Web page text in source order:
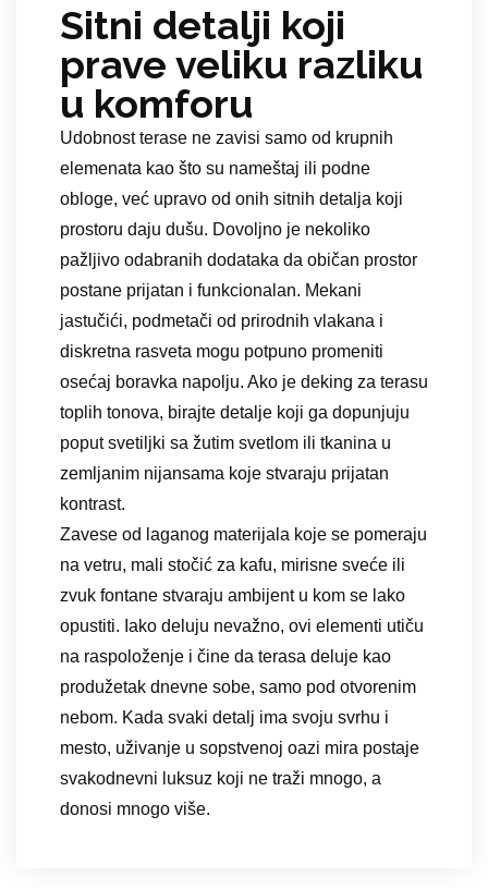
Sitni detalji koji
prave veliku razliku
u komforu
Udobnost terase ne zavisi samo od krupnih
elemenata kao što su nameštaj ili podne
obloge, već upravo od onih sitnih detalja koji
prostoru daju dušu. Dovoljno je nekoliko
pažljivo odabranih dodataka da običan prostor
postane prijatan i funkcionalan. Mekani
jastučići, podmetači od prirodnih vlakana i
diskretna rasveta mogu potpuno promeniti
osećaj boravka napolju. Ako je deking za terasu
toplih tonova, birajte detalje koji ga dopunjuju
poput svetiljki sa žutim svetlom ili tkanina u
zemljanim nijansama koje stvaraju prijatan
kontrast.
Zavese od laganog materijala koje se pomeraju
na vetru, mali stočić za kafu, mirisne sveće ili
zvuk fontane stvaraju ambijent u kom se lako
opustiti. Iako deluju nevažno, ovi elementi utiču
na raspoloženje i čine da terasa deluje kao
produžetak dnevne sobe, samo pod otvorenim
nebom. Kada svaki detalj ima svoju svrhu i
mesto, uživanje u sopstvenoj oazi mira postaje
svakodnevni luksuz koji ne traži mnogo, a
donosi mnogo više.